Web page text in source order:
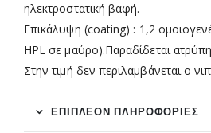
ηλεκτροστατική βαφή.
Επικάλυψη (coating) : 1,2
HPL σε μαύρο).Παραδίδεται
Στην τιμή δεν περιλαμβάνεται ο
ΕΠΙΠΛΈΟΝ ΠΛΗΡΟΦΟΡΊΕΣ